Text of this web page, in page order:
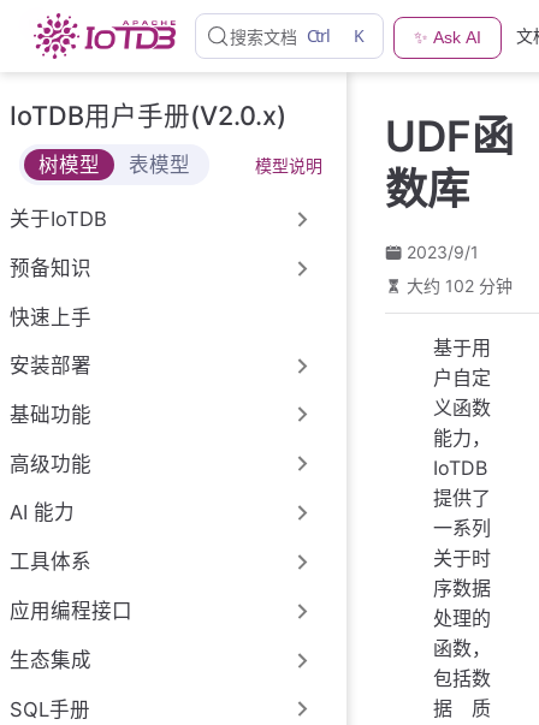
跳
至
主
要
內
容
搜索文档 Ctrl K ✨ Ask AI 文
IoTDB用户手册(V2.0.x)
树模型 表模型 模型说明
关于IoTDB
预备知识
快速上手
安装部署
基础功能
高级功能
AI 能力
工具体系
应用编程接口
生态集成
SQL手册
UDF函
数库
2023/9/1
大约 102 分钟
基于用
户自定
义函数
能力，
IoTDB
提供了
一系列
关于时
序数据
处理的
函数，
包括数
据质